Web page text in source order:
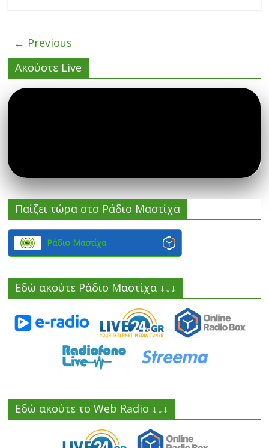
← Previous
Ακούστε Live
Παίζει τώρα στο Ράδιο Μαστίχα
Ράδιο Μαστίχα
Εδώ ακούτε Ράδιο Μαστίχα ↓↓↓
Εδώ ακούτε το Web Radio ↓↓↓